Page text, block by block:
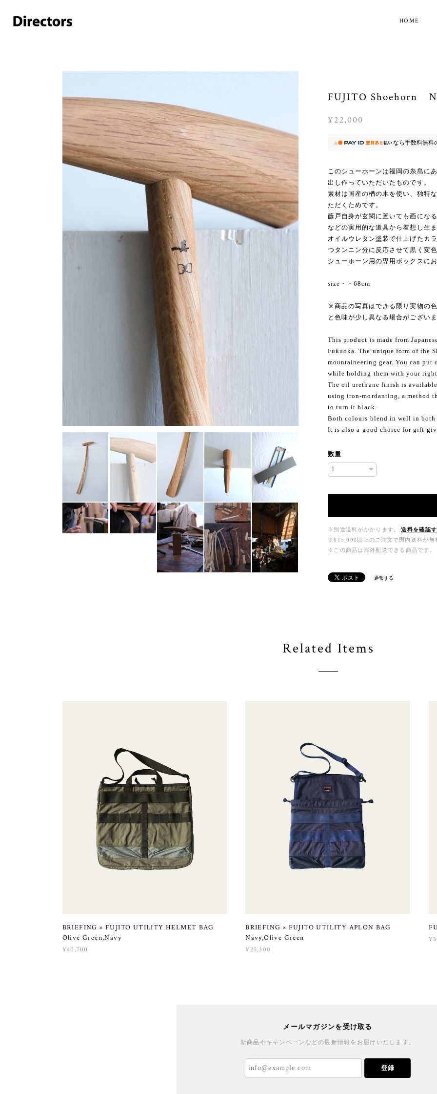
HOME
FUJITO Shoehorn
¥22,000
なら手数料無料
このシューホーンは福岡の糸島に
出し作っていただいたものです。
素材は国産の楢の木を使い、独特
ただくためです。
藤戸自身が玄関に置いても画にな
などの実用的な道具から着想し生
オイルウレタン塗装で仕上げたカ
つタンニン分に反応させて黒く変
シューホーン用の専用ボックスに
size・・68cm
※商品の写真はできる限り実物の
と色味が少し異なる場合がございま
This product is made from
Fukuoka. The unique form of the
mountaineering gear. You can put
while holding them with your right
The oil urethane finish is
using iron-mordanting, a method
to turn it black.
Both colours blend in well in both
It is also a good choice for gift-
数量
※別途送料がかかります。
送料を確認す
※¥15,000以上のご注文で国内送料が無
※この商品は海外配送できる商品です。
通報する
Related Items
BRIEFING × FUJITO UTILITY HELMET BAG
Olive Green,Navy
¥40,700
BRIEFING × FUJITO UTILITY APLON BAG
Navy,Olive Green
¥25,300
メールマガジンを受け取る
新商品やキャンペーンなどの最新情報をお届けいたします。
登録